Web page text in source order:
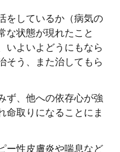
をしているか（病気の
な状態が現れたこと
いよいよどうにもなら
そう、また治してもら
ず、他への依存心が強
命取りになることにま
ー性皮膚炎や喘息など